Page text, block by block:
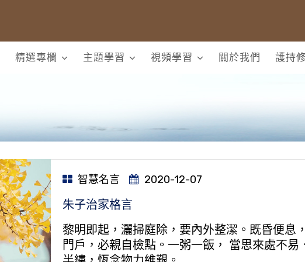
精選專欄 主題學習 視頻學習 關於我們 護持
智慧名言 2020-12-07
朱子治家格言
黎明即起，灑掃庭除，要內外整潔。既昏便息
門戶，必親自檢點。一粥一飯， 當思來處不易